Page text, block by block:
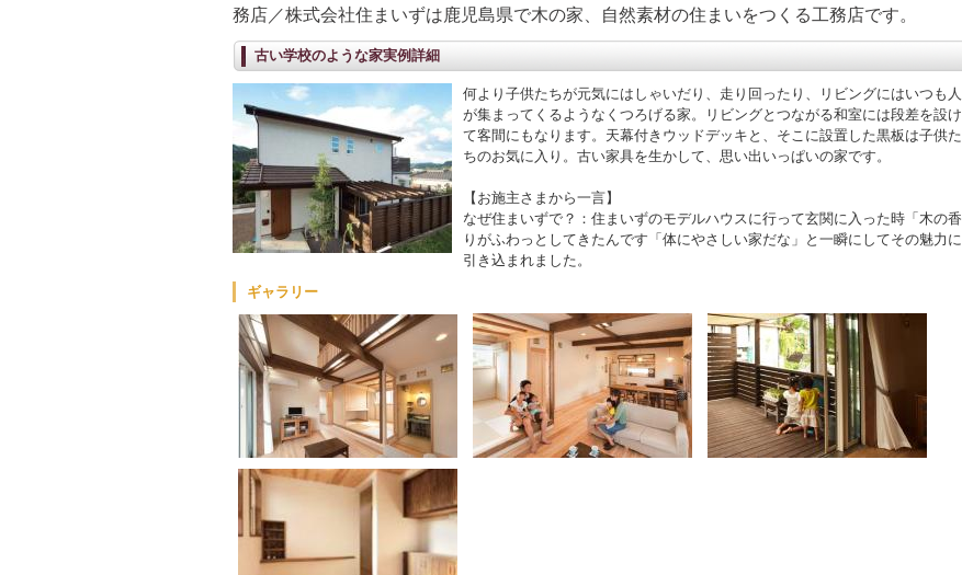
務店／株式会社住まいずは鹿児島県で木の家、自然素材の住まいをつくる工務店です。
古い学校のような家実例詳細
何より子供たちが元気にはしゃいだり、走り回ったり、リビングにはいつも人
が集まってくるようなくつろげる家。リビングとつながる和室には段差を設け
て客間にもなります。天幕付きウッドデッキと、そこに設置した黒板は子供た
ちのお気に入り。古い家具を生かして、思い出いっぱいの家です。
【お施主さまから一言】
なぜ住まいずで？：住まいずのモデルハウスに行って玄関に入った時「木の香
りがふわっとしてきたんです「体にやさしい家だな」と一瞬にしてその魅力に
引き込まれました。
ギャラリー